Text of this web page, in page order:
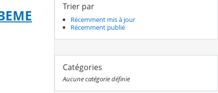
Trier par
Récemment mis à jour
Récemment publié
Catégories
Aucune catégorie définie